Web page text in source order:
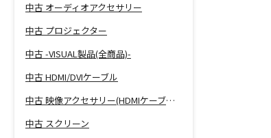
中古 オーディオアクセサリー
中古 プロジェクター
中古 -VISUAL製品(全商品)-
中古 HDMI/DVIケーブル
中古 映像アクセサリー(HDMIケーブル等)
中古 スクリーン